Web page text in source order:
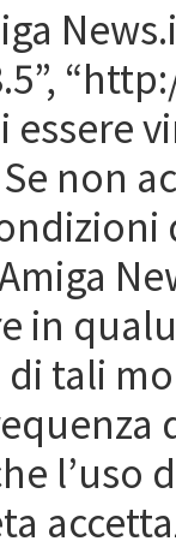
essere
non
in
di tali
l’uso